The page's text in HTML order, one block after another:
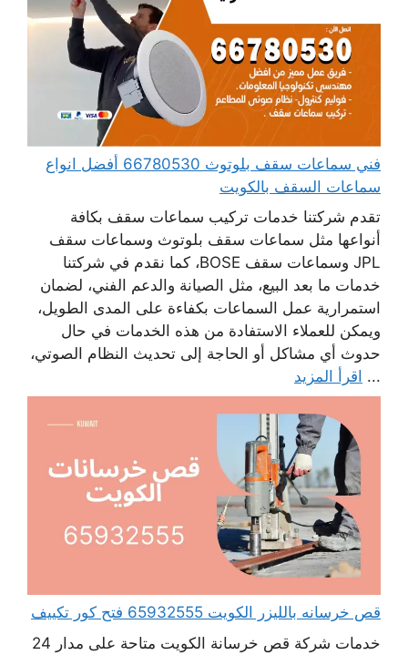
فني سماعات سقف بلوتوث 66780530 أفضل انواع
سماعات السقف بالكويت
تقدم شركتنا خدمات تركيب سماعات سقف بكافة
أنواعها مثل سماعات سقف بلوتوث وسماعات سقف
JPL وسماعات سقف BOSE، كما نقدم في شركتنا
خدمات ما بعد البيع، مثل الصيانة والدعم الفني، لضمان
استمرارية عمل السماعات بكفاءة على المدى الطويل،
ويمكن للعملاء الاستفادة من هذه الخدمات في حال
حدوث أي مشاكل أو الحاجة إلى تحديث النظام الصوتي،
... اقرأ المزيد
قص خرسانه بالليزر الكويت 65932555 فتح كور تكييف
خدمات شركة قص خرسانة الكويت متاحة على مدار 24